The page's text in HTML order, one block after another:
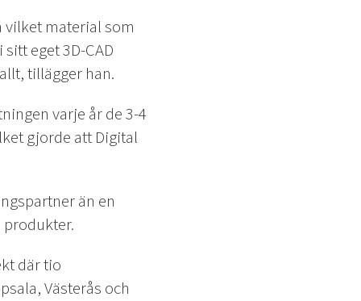
vilket material som
eget 3D-CAD
tillägger han.
varje år de 3-4
gjorde att Digital
än en
där tio
Västerås och